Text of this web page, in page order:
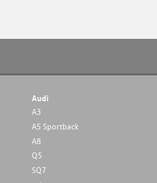
Audi
A3
A5 Sportback
A8
Q5
SQ7